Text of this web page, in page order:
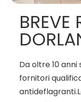
BREVE
Da oltre 10
fornitori